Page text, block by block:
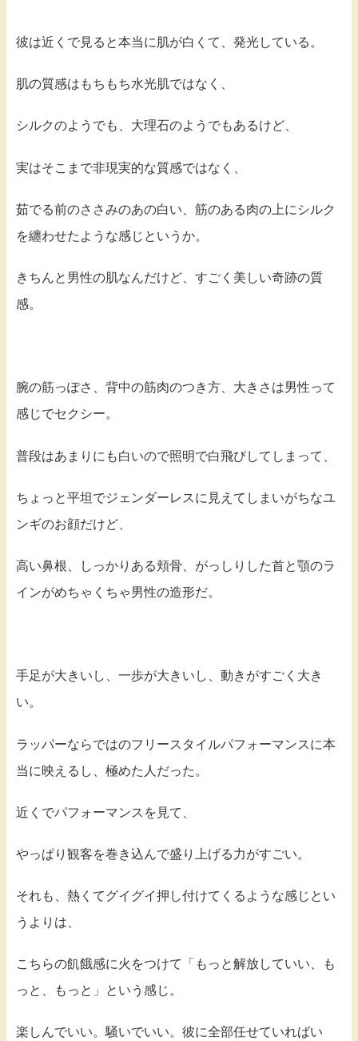
彼は近くで見ると本当に肌が白くて、発光している。
肌の質感はもちもち水光肌ではなく、
シルクのようでも、大理石のようでもあるけど、
実はそこまで非現実的な質感ではなく、
茹でる前のささみのあの白い、筋のある肉の上にシルク
を纏わせたような感じというか。
きちんと男性の肌なんだけど、すごく美しい奇跡の質
感。
腕の筋っぽさ、背中の筋肉のつき方、大きさは男性って
感じでセクシー。
普段はあまりにも白いので照明で白飛びしてしまって、
ちょっと平坦でジェンダーレスに見えてしまいがちなユ
ンギのお顔だけど、
高い鼻根、しっかりある頬骨、がっしりした首と顎のラ
インがめちゃくちゃ男性の造形だ。
手足が大きいし、一歩が大きいし、動きがすごく大き
い。
ラッパーならではのフリースタイルパフォーマンスに本
当に映えるし、極めた人だった。
近くでパフォーマンスを見て、
やっぱり観客を巻き込んで盛り上げる力がすごい。
それも、熱くてグイグイ押し付けてくるような感じとい
うよりは、
こちらの飢餓感に火をつけて「もっと解放していい、も
っと、もっと」という感じ。
楽しんでいい。騒いでいい。彼に全部任せていればい